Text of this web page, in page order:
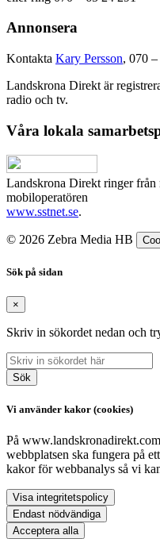
Annonsera
Kontakta Kary Persson, 070
Landskrona Direkt är
radio och tv.
Våra lokala
Landskrona Direkt ringer
mobiloperatören
www.sstnet.se.
© 2026 Zebra Media HB
Sök på sidan
×
Skriv in sökordet nedan och
Sök
Vi använder kakor (cookies)
På
webbplatsen ska fungera på
kakor för webbanalys så vi
Visa integritetspolicy
Endast nödvändiga
Acceptera alla